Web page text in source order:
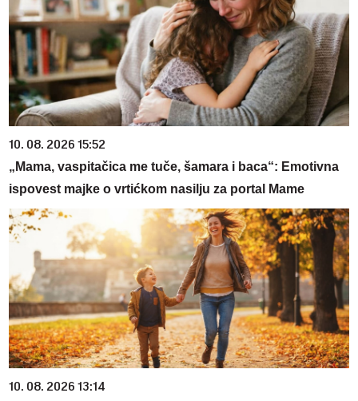
10. 08. 2026 15:52
„Mama, vaspitačica me tuče, šamara i baca“: Emotivna
ispovest majke o vrtićkom nasilju za portal Mame
10. 08. 2026 13:14